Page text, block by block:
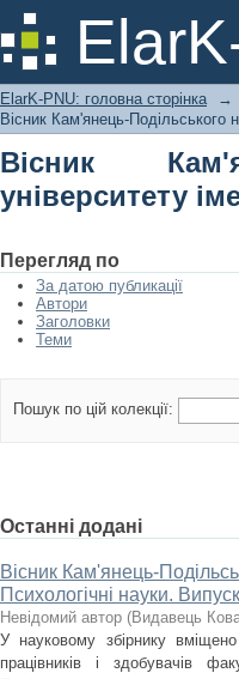
Вісник
Огієнка.
ElarK-PNU: головна сторінка →
Вісник Кам'янець-Подільського
Вісник
університету
Перегляд по
За датою публикації
Автори
Заголовки
Теми
Пошук по цій колекції:
Останні додані
Вісник Кам'янець-
Психологічні науки.
Невідомий автор (Видавець
У науковому збірнику вміщено
працівників і здобувачів